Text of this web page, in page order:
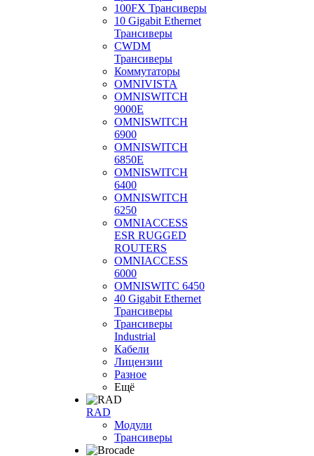
100FX Трансиверы
10 Gigabit Ethernet
Трансиверы
CWDM
Трансиверы
Коммутаторы
OMNIVISTA
OMNISWITCH
9000E
OMNISWITCH
6900
OMNISWITCH
6850E
OMNISWITCH
6400
OMNISWITCH
6250
OMNIACCESS
ESR RUGGED
ROUTERS
OMNIACCESS
6000
OMNISWITC 6450
40 Gigabit Ethernet
Трансиверы
Трансиверы
Industrial
Кабели
Лицензии
Разное
Ещё
RAD
Модули
Трансиверы